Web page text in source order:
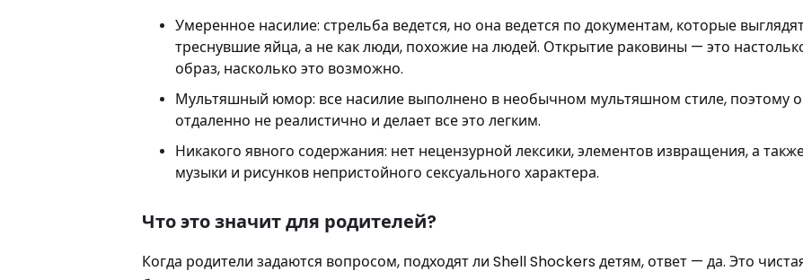
Умеренное насилие: стрельба ведется, но она ведется по документам, которые
треснувшие яйца, а не как люди, похожие на людей. Открытие раковины — это
образ, насколько это возможно.
Мультяшный юмор: все насилие выполнено в необычном мультяшном стиле, поэтому
отдаленно не реалистично и делает все это легким.
Никакого явного содержания: нет нецензурной лексики, элементов извращения, а
музыки и рисунков непристойного сексуального характера.
Что это значит для родителей?
Когда родители задаются вопросом, подходят ли Shell Shockers детям, ответ — да. Это